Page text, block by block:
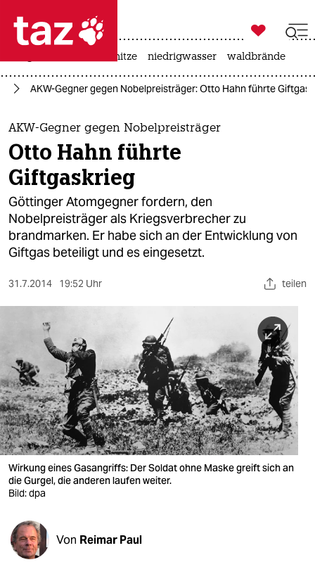
 taz zahl ich
taz zahl ich
themen
politik
öko
gesellschaft
kultur
sport
nord
wahrheit
verlag
verlag
veranstaltungen
shop
fragen & hilfe
unterstützen

taz zahl ich
hitze niedrigwasser waldbrände
AKW-Gegner gegen Nobelpreisträger: Otto Hahn führte
AKW-Gegner gegen Nobelpreisträger
Otto Hahn führte
Giftgaskrieg
Göttinger Atomgegner fordern, den
Nobelpreisträger als Kriegsverbrecher zu
brandmarken. Er habe sich an der Entwicklung von
Giftgas beteiligt und es eingesetzt.
31.7.2014 19:52 Uhr teilen
Wirkung eines Gasangriffs: Der Soldat ohne Maske greift sich an
die Gurgel, die anderen laufen weiter.
Bild: dpa
Von Reimar Paul